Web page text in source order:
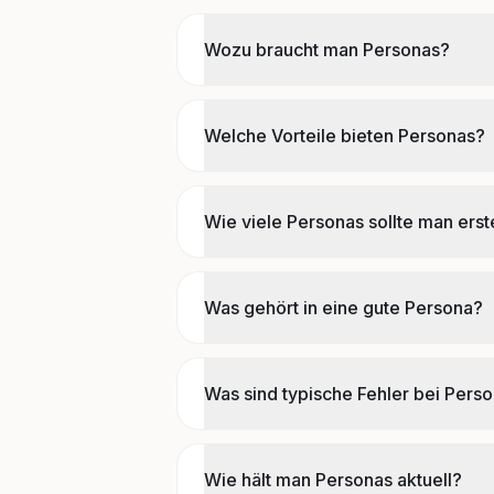
Wozu braucht man Personas?
Welche Vorteile bieten Personas?
Wie viele Personas sollte man
Was gehört in eine gute Persona?
Was sind typische Fehler bei
Wie hält man Personas aktuell?